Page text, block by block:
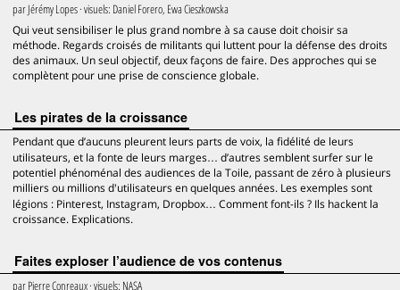
parJérémy Lopes· visuels: Daniel Forero, Ewa Cieszkowska
Qui veut sensibiliser le plus grand nombre à sa cause doit choisir sa
méthode. Regards croisés de militants qui luttent pour la défense des droits
des animaux. Un seul objectif, deux façons de faire. Des approches qui se
complètent pour une prise de conscience globale.
Les pirates de la croissance
Pendant que d’aucuns pleurent leurs parts de voix, la fidélité de leurs
utilisateurs, et la fonte de leurs marges… d’autres semblent surfer sur le
potentiel phénoménal des audiences de la Toile, passant de zéro à plusieurs
milliers ou millions d'utilisateurs en quelques années. Les exemples sont
légions : Pinterest, Instagram, Dropbox… Comment font-ils ? Ils hackent la
croissance. Explications.
Faites exploser l’audience de vos contenus
parPierre Conreaux· visuels: NASA